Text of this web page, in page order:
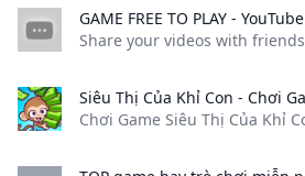
GAME FREE TO PLAY - YouTube